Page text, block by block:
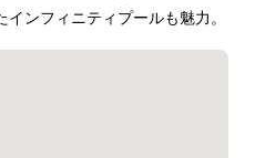
ンフィニティプールも魅力。